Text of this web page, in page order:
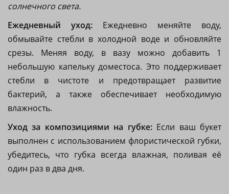
солнечного света.
Ежедневный уход: Ежедневно меняйте воду,
обмывайте стебли в холодной воде и обновляйте
срезы. Меняя воду, в вазу можно добавить 1
небольшую капельку доместоса. Это поддерживает
стебли в чистоте и предотвращает развитие
бактерий, а также обеспечивает необходимую
влажность.
Уход за композициями на губке:Если ваш букет
выполнен с использованием флористической губки,
убедитесь, что губка всегда влажная, поливая её
один раз в два дня.